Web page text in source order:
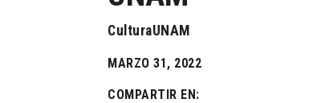
CulturaUNAM
MARZO 31, 2022
COMPARTIR EN: